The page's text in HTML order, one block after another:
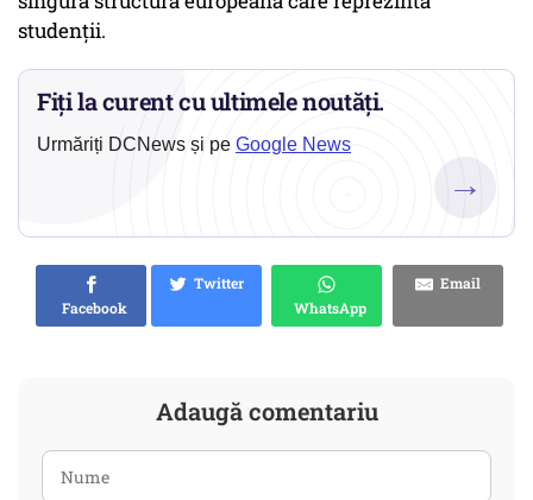
studenții.
Fiți la curent cu ultimele noutăți.
Urmăriți DCNews și pe Google News
→
Facebook
Twitter
WhatsApp
Email
Adaugă comentariu